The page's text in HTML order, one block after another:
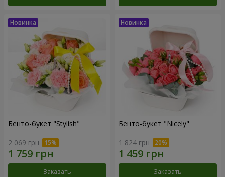
Бенто-букет "Stylish"
2 069 грн
Заказать
Бенто-букет "Nicely"
1 824 грн
Заказать